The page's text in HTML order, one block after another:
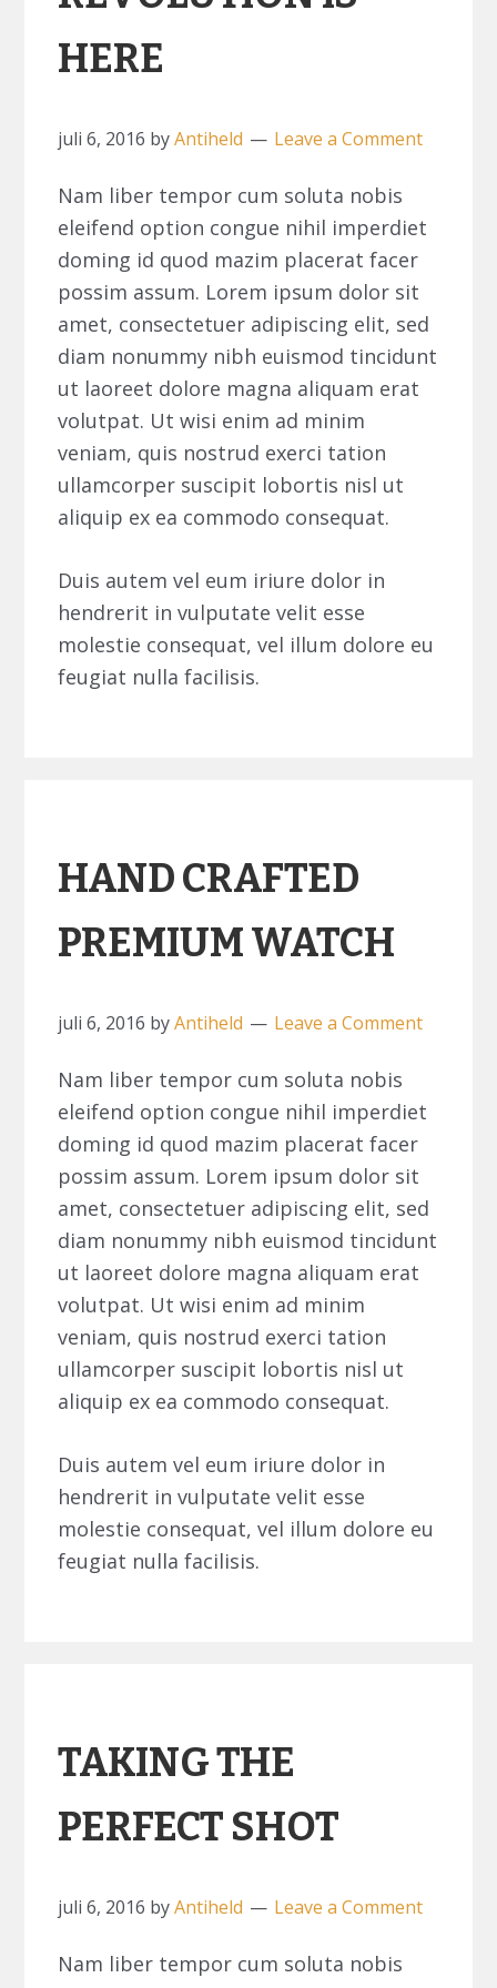
HERE
juli 6, 2016 byAntiheld Leave a Comment
Nam liber tempor cum soluta nobis
eleifend option congue nihil imperdiet
doming id quod mazim placerat facer
possim assum. Lorem ipsum dolor sit
amet, consectetuer adipiscing elit, sed
diam nonummy nibh euismod tincidunt
ut laoreet dolore magna aliquam erat
volutpat. Ut wisi enim ad minim
veniam, quis nostrud exerci tation
ullamcorper suscipit lobortis nisl ut
aliquip ex ea commodo consequat.
Duis autem vel eum iriure dolor in
hendrerit in vulputate velit esse
molestie consequat, vel illum dolore eu
feugiat nulla facilisis.
HAND CRAFTED
PREMIUM WATCH
juli 6, 2016 byAntiheld Leave a Comment
Nam liber tempor cum soluta nobis
eleifend option congue nihil imperdiet
doming id quod mazim placerat facer
possim assum. Lorem ipsum dolor sit
amet, consectetuer adipiscing elit, sed
diam nonummy nibh euismod tincidunt
ut laoreet dolore magna aliquam erat
volutpat. Ut wisi enim ad minim
veniam, quis nostrud exerci tation
ullamcorper suscipit lobortis nisl ut
aliquip ex ea commodo consequat.
Duis autem vel eum iriure dolor in
hendrerit in vulputate velit esse
molestie consequat, vel illum dolore eu
feugiat nulla facilisis.
TAKING THE
PERFECT SHOT
juli 6, 2016 byAntiheld Leave a Comment
Nam liber tempor cum soluta nobis